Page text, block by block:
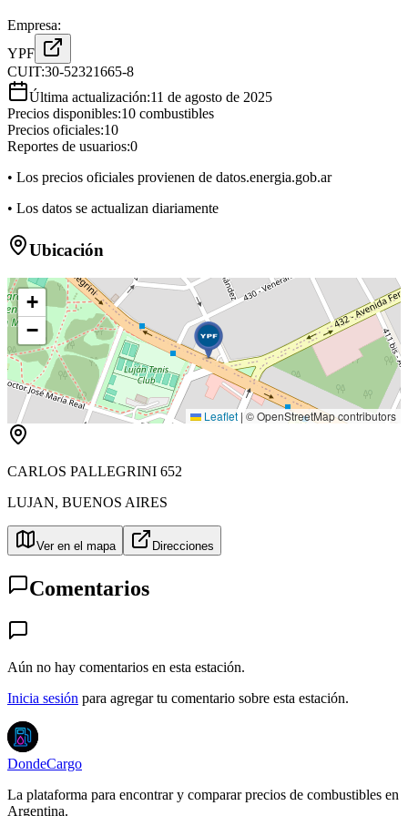
Empresa:
YPF
CUIT:30-52321665-8
Última actualización:11 de agosto de 2025
Precios disponibles:10 combustibles
Precios oficiales:10
Reportes de usuarios:0
• Los precios oficiales provienen de datos.energia.gob.ar
• Los datos se actualizan diariamente
Ubicación
+
−
Leaflet | © OpenStreetMap contributors
CARLOS PALLEGRINI 652
LUJAN, BUENOS AIRES
Ver en el mapa Direcciones
Comentarios
Aún no hay comentarios en esta estación.
Inicia sesión para agregar tu comentario sobre esta estación.
DondeCargo
La plataforma para encontrar y comparar precios de combustibles en
Argentina.